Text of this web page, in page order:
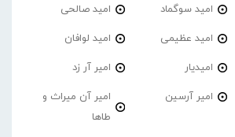
امید سوگماد امید صالحی
امید عظیمی امید لوافان
امیدیار امیر آر زد
امیر آرسین
امیر آن میراث و
طاها